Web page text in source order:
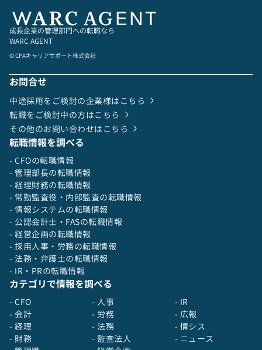
成長企業の管理部門への転職なら
WARC AGENT
© CPAキャリアサポート株式会社
お問合せ
中途採用をご検討の企業様はこちら
転職をご検討中の方はこちら
その他のお問い合わせはこちら
転職情報を調べる
- CFOの転職情報
- 管理部長の転職情報
- 経理財務の転職情報
- 常勤監査役・内部監査の転職情報
- 情報システムの転職情報
- 公認会計士・FASの転職情報
- 経営企画の転職情報
- 採用人事・労務の転職情報
- 法務・弁護士の転職情報
- IR・PRの転職情報
カテゴリで情報を調べる
- CFO
- 会計
- 経理
- 財務
- 人事
- 労務
- 法務
- 監査法人
- IR
- 広報
- 情シス
- ニュース